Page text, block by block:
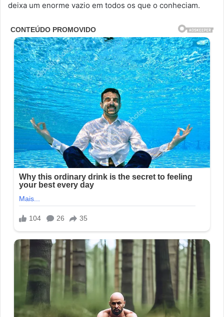
deixa um enorme vazio em todos os que o conheciam.